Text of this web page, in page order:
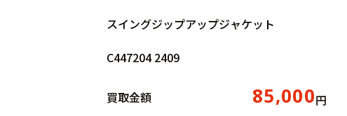
スイングジップアップジャケット
C447204 2409
買取金額 85,000円